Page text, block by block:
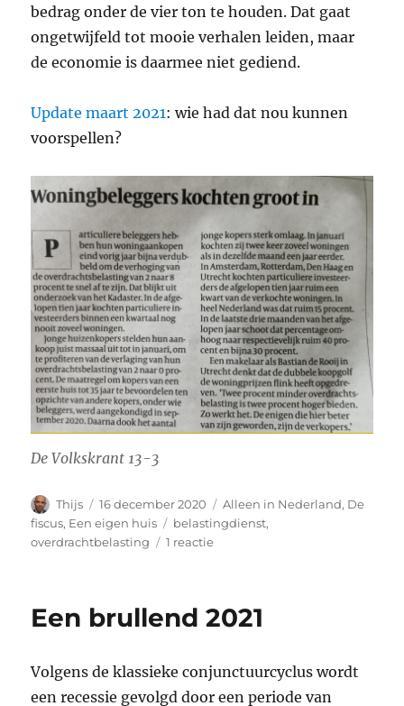
bedrag onder de vier ton te houden. Dat gaat
ongetwijfeld tot mooie verhalen leiden, maar
de economie is daarmee niet gediend.
Update maart 2021: wie had dat nou kunnen
voorspellen?
De Volkskrant 13-3
Auteur
Thijs
Geplaatst
op
16 december 2020 Categorieën
Alleen in Nederland, De
fiscus, Een eigen huis Tags
belastingdienst,
overdrachtbelasting
1 reactieop
aan
Een brullend 2021
Volgens de klassieke conjunctuurcyclus wordt
een recessie gevolgd door een periode van